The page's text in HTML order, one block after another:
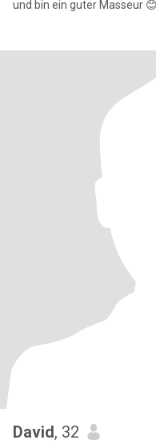
und bin ein guter Masseur 😊
David, 32